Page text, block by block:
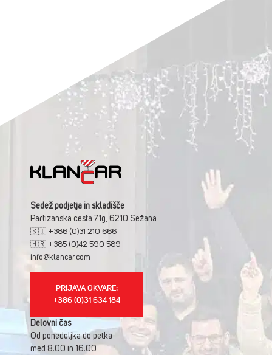
Sedež podjetja in skladišče
Partizanska cesta 71g, 6210 Sežana
🇸🇮 +386 (0)31 210 666
🇭🇷 +385 (0)42 590 589
info@klancar.com
PRIJAVA OKVARE:
+386 (0)31 634 184
Delovni čas
Od ponedeljka do petka
med 8.00 in 16.00